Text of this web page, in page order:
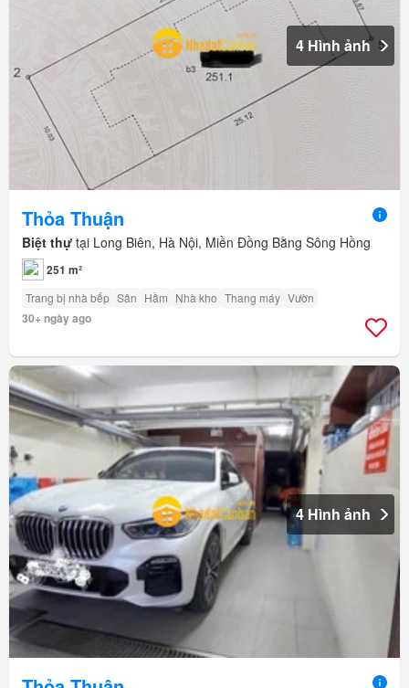
4 Hình ảnh
Thỏa Thuận
Biệt thự tại Long Biên, Hà Nội, Miền Đồng Bằng Sông Hồng
251 m²
Trang bị nhà bếp Sân Hầm Nhà kho Thang máy Vườn
30+ ngày ago
4 Hình ảnh